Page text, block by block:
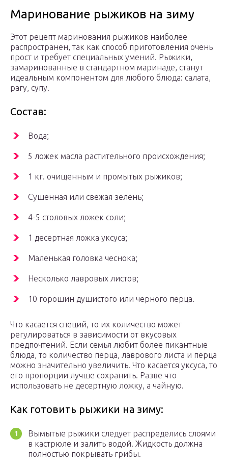
Маринование рыжиков на зиму
Этот рецепт маринования рыжиков наиболее
распространен, так как способ приготовления очень
прост и требует специальных умений. Рыжики,
замаринованные в стандартном маринаде, станут
идеальным компонентом для любого блюда: салата,
рагу, супу.
Состав:
Вода;
5 ложек масла растительного происхождения;
1 кг. очищенным и промытых рыжиков;
Сушенная или свежая зелень;
4-5 столовых ложек соли;
1 десертная ложка уксуса;
Маленькая головка чеснока;
Несколько лавровых листов;
10 горошин душистого или черного перца.
Что касается специй, то их количество может
регулироваться в зависимости от вкусовых
предпочтений. Если семья любит более пикантные
блюда, то количество перца, лаврового листа и перца
можно значительно увеличить. Что касается уксуса, то
его пропорции лучше сохранить. Разве что
использовать не десертную ложку, а чайную.
Как готовить рыжики на зиму:
Вымытые рыжики следует распределись слоями
в кастрюле и залить водой. Жидкость должна
полностью покрывать грибы.